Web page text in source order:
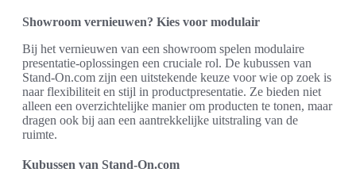
Showroom vernieuwen? Kies voor modulair
Bij het vernieuwen van een showroom spelen modulaire
presentatie-oplossingen een cruciale rol. De kubussen van
Stand-On.com zijn een uitstekende keuze voor wie op zoek is
naar flexibiliteit en stijl in productpresentatie. Ze bieden niet
alleen een overzichtelijke manier om producten te tonen, maar
dragen ook bij aan een aantrekkelijke uitstraling van de
ruimte.
Kubussen van Stand-On.com